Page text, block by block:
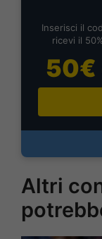
Inserisci il
ricevi il
50€
Altri